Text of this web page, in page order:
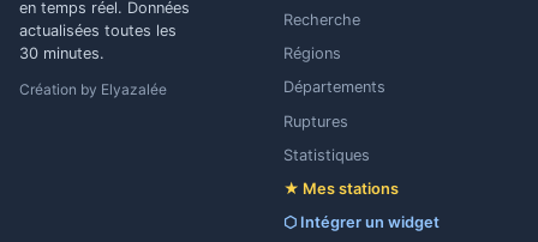
en temps réel. Données
actualisées toutes les
30 minutes.
Création by Elyazalée
Recherche
Régions
Départements
Ruptures
Statistiques
★ Mes stations
⬡ Intégrer un widget